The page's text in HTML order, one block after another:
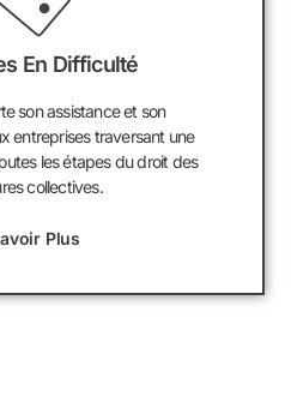
En Difficulté
son assistance et son
entreprises traversant une
les étapes du droit des
collectives.
Plus